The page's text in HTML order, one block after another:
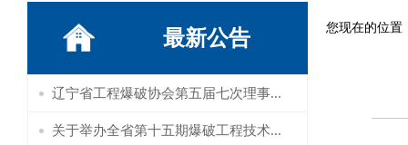
最新公告
辽宁省工程爆破协会第五届七次理事...
关于举办全省第十五期爆破工程技术...
您现在的位置